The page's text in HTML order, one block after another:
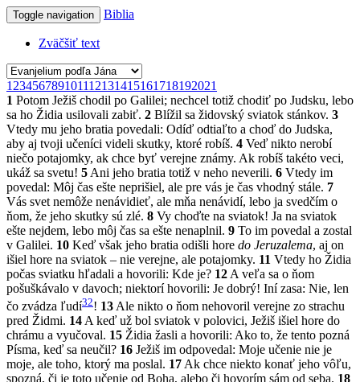
Toggle navigation Biblia
Zväčšiť text
1 23456789101112131415161718192021
1 Potom Ježiš chodil po Galilei; nechcel totiž chodiť po Judsku, lebo
sa ho Židia usilovali zabiť. 2 Blížil sa židovský sviatok stánkov. 3
Vtedy mu jeho bratia povedali: Odíď odtiaľto a choď do Judska,
aby aj tvoji učeníci videli skutky, ktoré robíš. 4 Veď nikto nerobí
niečo potajomky, ak chce byť verejne známy. Ak robíš takéto veci,
ukáž sa svetu! 5 Ani jeho bratia totiž v neho neverili. 6 Vtedy im
povedal: Môj čas ešte neprišiel, ale pre vás je čas vhodný stále. 7
Vás svet nemôže nenávidieť, ale mňa nenávidí, lebo ja svedčím o
ňom, že jeho skutky sú zlé. 8 Vy choďte na sviatok! Ja na sviatok
ešte nejdem, lebo môj čas sa ešte nenaplnil. 9 To im povedal a zostal
v Galilei. 10 Keď však jeho bratia odišli hore do Jeruzalema, aj on
išiel hore na sviatok – nie verejne, ale potajomky. 11 Vtedy ho Židia
počas sviatku hľadali a hovorili: Kde je? 12 A veľa sa o ňom
pošuškávalo v davoch; niektorí hovorili: Je dobrý! Iní zasa: Nie, len
čo zvádza ľudí32! 13 Ale nikto o ňom nehovoril verejne zo strachu
pred Židmi. 14 A keď už bol sviatok v polovici, Ježiš išiel hore do
chrámu a vyučoval. 15 Židia žasli a hovorili: Ako to, že tento pozná
Písma, keď sa neučil? 16 Ježiš im odpovedal: Moje učenie nie je
moje, ale toho, ktorý ma poslal. 17 Ak chce niekto konať jeho vôľu,
spozná, či je toto učenie od Boha, alebo či hovorím sám od seba. 18